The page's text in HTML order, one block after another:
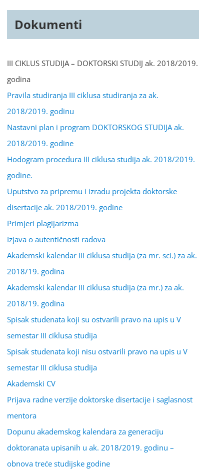
Dokumenti
III CIKLUS STUDIJA – DOKTORSKI STUDIJ ak. 2018/2019.
godina
Pravila studiranja III ciklusa studiranja za ak.
2018/2019. godinu
Nastavni plan i program DOKTORSKOG STUDIJA ak.
2018/2019. godine
Hodogram procedura III ciklusa studija ak. 2018/2019.
godine.
Uputstvo za pripremu i izradu projekta doktorske
disertacije ak. 2018/2019. godine
Primjeri plagijarizma
Izjava o autentičnosti radova
Akademski kalendar III ciklusa studija (za mr. sci.) za ak.
2018/19. godina
Akademski kalendar III ciklusa studija (za mr.) za ak.
2018/19. godina
Spisak studenata koji su ostvarili pravo na upis u V
semestar III ciklusa studija
Spisak studenata koji nisu ostvarili pravo na upis u V
semestar III ciklusa studija
Akademski CV
Prijava radne verzije doktorske disertacije i saglasnost
mentora
Dopunu akademskog kalendara za generaciju
doktoranata upisanih u ak. 2018/2019. godinu –
obnova treće studijske godine